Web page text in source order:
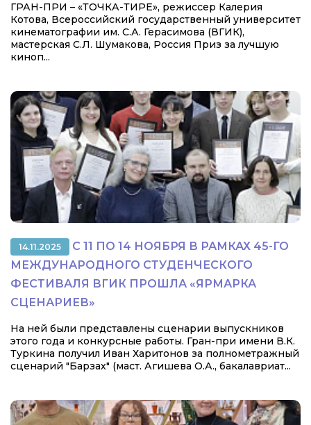
ГРАН-ПРИ – «ТОЧКА-ТИРЕ», режиссер Калерия
Котова, Всероссийский государственный университет
кинематографии им. С.А. Герасимова (ВГИК),
мастерская С.Л. Шумакова, Россия Приз за лучшую
киноп...
14.11.2025
С 11 ПО 14 НОЯБРЯ В РАМКАХ 45-ГО
МЕЖДУНАРОДНОГО СТУДЕНЧЕСКОГО
ФЕСТИВАЛЯ ВГИК ПРОШЛА «ЯРМАРКА
СЦЕНАРИЕВ»
На ней были представлены сценарии выпускников
этого года и конкурсные работы. Гран-при имени В.К.
Туркина получил Иван Харитонов за полнометражный
сценарий "Барзах" (маст. Агишева О.А., бакалавриат...